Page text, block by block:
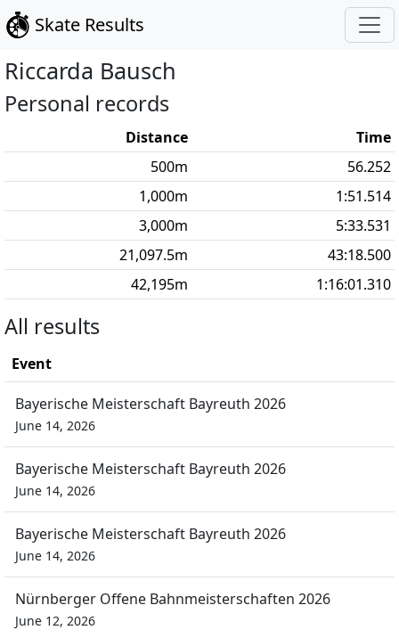
Skate Results
Riccarda Bausch
Personal records
Distance
Time
500m
56.252
1,000m
1:51.514
3,000m
5:33.531
21,097.5m
43:18.500
42,195m 1:16:01.310
All results
Event
Bayerische Meisterschaft Bayreuth 2026
June 14, 2026
Bayerische Meisterschaft Bayreuth 2026
June 14, 2026
Bayerische Meisterschaft Bayreuth 2026
June 14, 2026
Nürnberger Offene Bahnmeisterschaften 2026
June 12, 2026